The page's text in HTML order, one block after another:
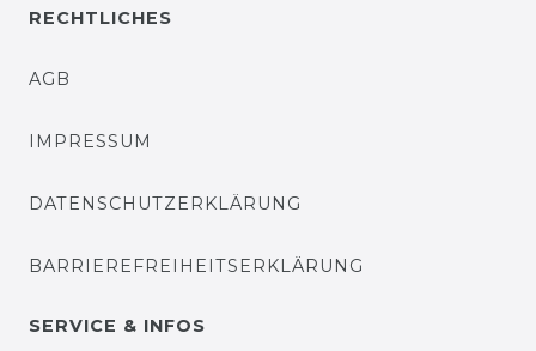
RECHTLICHES
AGB
IMPRESSUM
DATENSCHUTZERKLÄRUNG
BARRIEREFREIHEITSERKLÄRUNG
SERVICE & INFOS